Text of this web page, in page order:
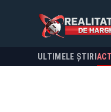
ULTIMELE ȘTIRI